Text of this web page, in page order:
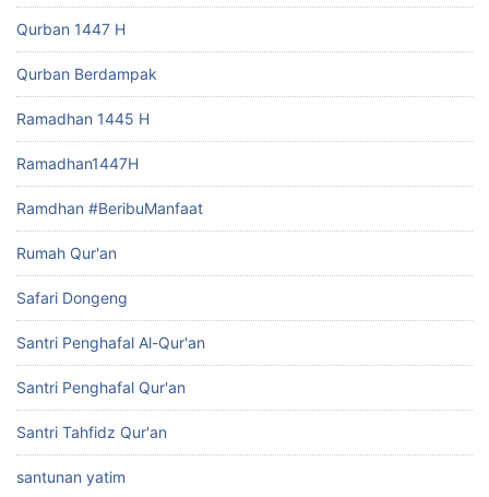
Qurban 1447 H
Qurban Berdampak
Ramadhan 1445 H
Ramadhan1447H
Ramdhan #BeribuManfaat
Rumah Qur'an
Safari Dongeng
Santri Penghafal Al-Qur'an
Santri Penghafal Qur'an
Santri Tahfidz Qur'an
santunan yatim